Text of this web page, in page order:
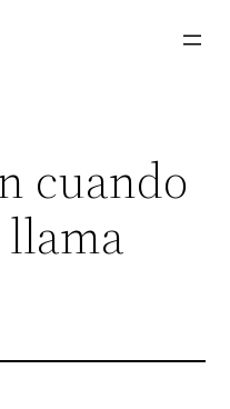
cuando
llama